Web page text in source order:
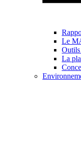
Le
Outils
La